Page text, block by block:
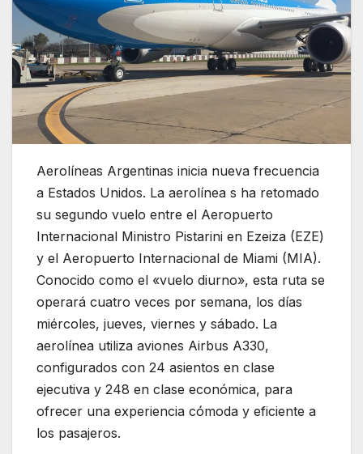
Aerolíneas Argentinas inicia nueva frecuencia
a Estados Unidos. La aerolínea s ha retomado
su segundo vuelo entre el Aeropuerto
Internacional Ministro Pistarini en Ezeiza (EZE)
y el Aeropuerto Internacional de Miami (MIA).
Conocido como el «vuelo diurno», esta ruta se
operará cuatro veces por semana, los días
miércoles, jueves, viernes y sábado. La
aerolínea utiliza aviones Airbus A330,
configurados con 24 asientos en clase
ejecutiva y 248 en clase económica, para
ofrecer una experiencia cómoda y eficiente a
los pasajeros.